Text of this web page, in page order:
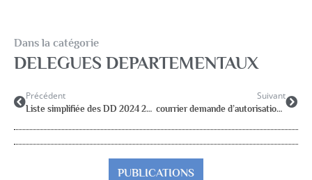
Dans la catégorie
DELEGUES DEPARTEMENTAUX
Précédent
Liste simplifiée des DD 2024 2025
Suivant
courrier demande d’autorisation pour le congrès d’Epinal
PUBLICATIONS